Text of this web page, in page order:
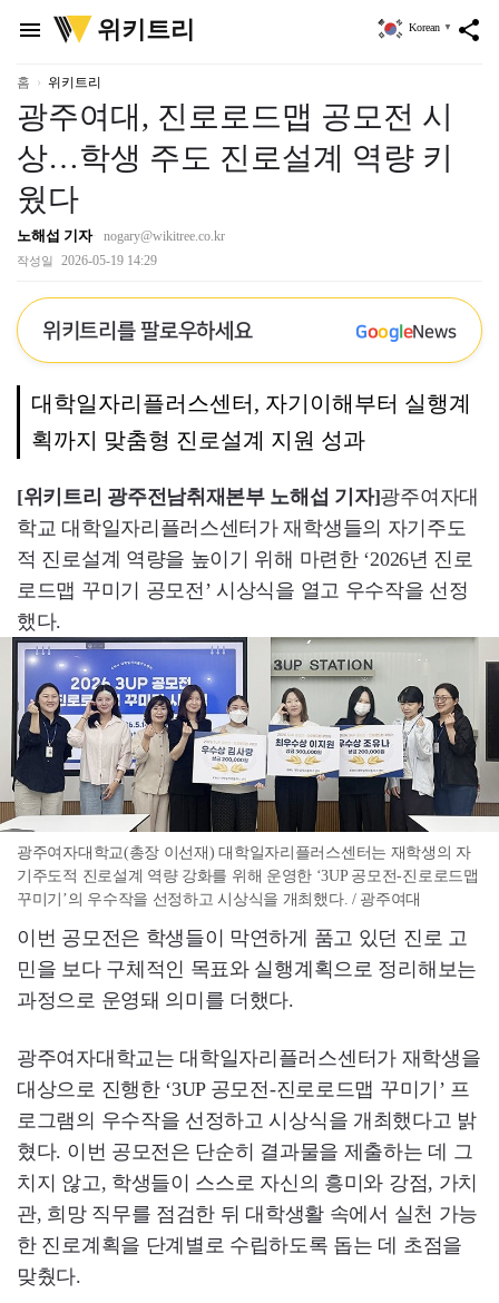
menu
위
키
리
위키트리 share
Korean ▼
홈 위키트리
광주여대, 진로로드맵 공모전 시
상…학생 주도 진로설계 역량 키
웠다
노해섭 기자 nogary@wikitree.co.kr
작성일 2026-05-19 14:29
위키트리를 팔로우하세요 GoogleNews
대학일자리플러스센터, 자기이해부터 실행계
획까지 맞춤형 진로설계 지원 성과
[위키트리 광주전남취재본부 노해섭 기자]광주여자대
학교 대학일자리플러스센터가 재학생들의 자기주도
적 진로설계 역량을 높이기 위해 마련한 ‘2026년 진로
로드맵 꾸미기 공모전’ 시상식을 열고 우수작을 선정
했다.
광주여자대학교(총장 이선재) 대학일자리플러스센터는 재학생의 자
기주도적 진로설계 역량 강화를 위해 운영한 ‘3UP 공모전-진로로드맵
꾸미기’의 우수작을 선정하고 시상식을 개최했다. / 광주여대
이번 공모전은 학생들이 막연하게 품고 있던 진로 고
민을 보다 구체적인 목표와 실행계획으로 정리해보는
과정으로 운영돼 의미를 더했다.
광주여자대학교는 대학일자리플러스센터가 재학생을
대상으로 진행한 ‘3UP 공모전-진로로드맵 꾸미기’ 프
로그램의 우수작을 선정하고 시상식을 개최했다고 밝
혔다. 이번 공모전은 단순히 결과물을 제출하는 데 그
치지 않고, 학생들이 스스로 자신의 흥미와 강점, 가치
관, 희망 직무를 점검한 뒤 대학생활 속에서 실천 가능
한 진로계획을 단계별로 수립하도록 돕는 데 초점을
맞췄다.